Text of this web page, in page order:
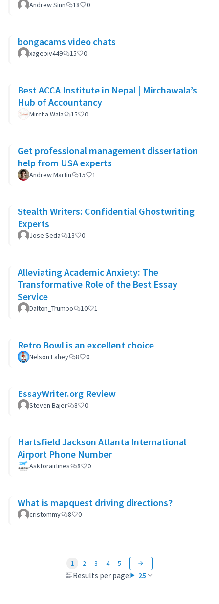
Andrew Sinn 18 0
bongacams video chats
xagebiv449 15 0
Best ACCA Institute in Nepal | Mirchawala’s
Hub of Accountancy
Mircha Wala 15 0
Get professional management dissertation
help from USA experts
Andrew Martin 15 1
Stealth Writers: Confidential Ghostwriting
Experts
Jose Seda 13 0
Alleviating Academic Anxiety: The
Transformative Role of the Best Essay
Service
Dalton_Trumbo 10 1
Retro Bowl is an excellent choice
Nelson Fahey 8 0
EssayWriter.org Review
Steven Bajer 8 0
Hartsfield Jackson Atlanta International
Airport Phone Number
Askforairlines 8 0
What is mapquest driving directions?
cristommy 8 0
Results per page: 25
1 2 3 4 5